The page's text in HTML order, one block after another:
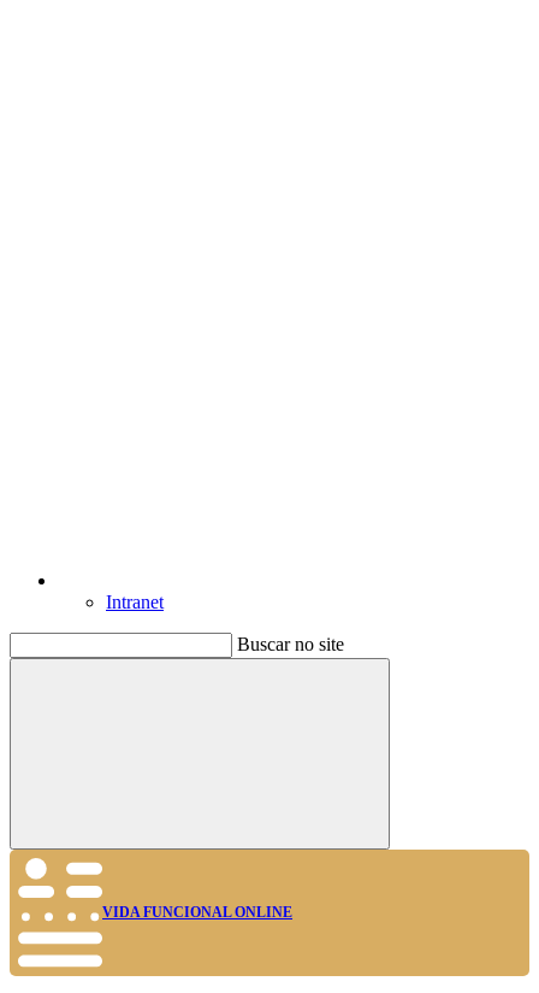
Intranet
Buscar no site
Buscar
VIDA FUNCIONAL ONLINE